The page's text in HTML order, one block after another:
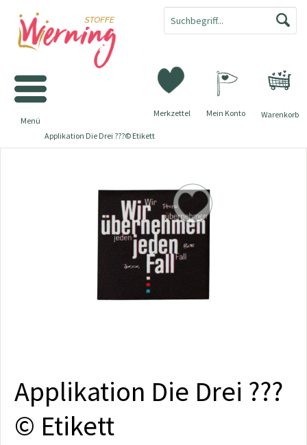
Warenkorb
Merkzettel Mein Konto
Menü
Applikation Die Drei ???© Etikett
Applikation Die Drei ???
© Etikett